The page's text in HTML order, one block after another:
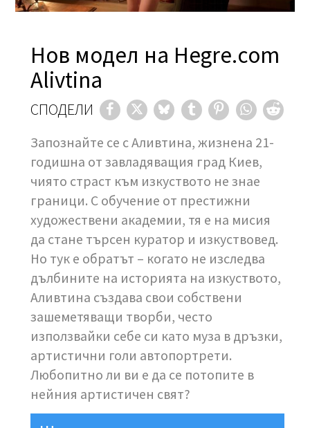
Нов модел на Hegre.com
Alivtina
СПОДЕЛИ
Запознайте се с Аливтина, жизнена 21-
годишна от завладяващия град Киев,
чиято страст към изкуството не знае
граници. С обучение от престижни
художествени академии, тя е на мисия
да стане търсен куратор и изкуствовед.
Но тук е обратът – когато не изследва
дълбините на историята на изкуството,
Аливтина създава свои собствени
зашеметяващи творби, често
използвайки себе си като муза в дръзки,
артистични голи автопортрети.
Любопитно ли ви е да се потопите в
нейния артистичен свят?